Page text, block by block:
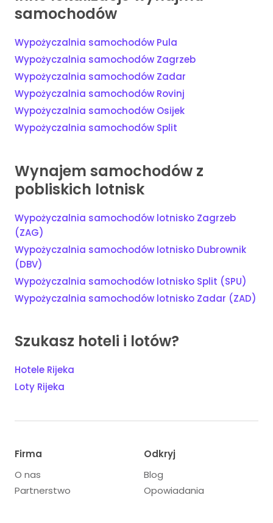
samochodów
Wypożyczalnia samochodów Pula
Wypożyczalnia samochodów Zagrzeb
Wypożyczalnia samochodów Zadar
Wypożyczalnia samochodów Rovinj
Wypożyczalnia samochodów Osijek
Wypożyczalnia samochodów Split
Wynajem samochodów z
pobliskich lotnisk
Wypożyczalnia samochodów lotnisko Zagrzeb
(ZAG)
Wypożyczalnia samochodów lotnisko Dubrownik
(DBV)
Wypożyczalnia samochodów lotnisko Split (SPU)
Wypożyczalnia samochodów lotnisko Zadar (ZAD)
Szukasz hoteli i lotów?
Hotele Rijeka
Loty Rijeka
Firma
O nas
Partnerstwo
Odkryj
Blog
Opowiadania